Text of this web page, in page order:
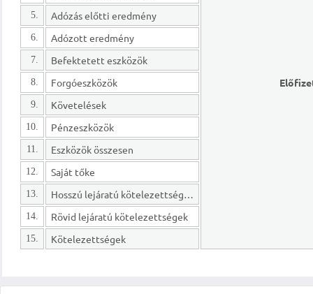
5. Adózás előtti eredmény
6. Adózott eredmény
7. Befektetett eszközök
8. Forgóeszközök
9. Követelések
10. Pénzeszközök
11. Eszközök összesen
12. Saját tőke
13. Hosszú lejáratú kötelezettségek
14. Rövid lejáratú kötelezettségek
15. Kötelezettségek